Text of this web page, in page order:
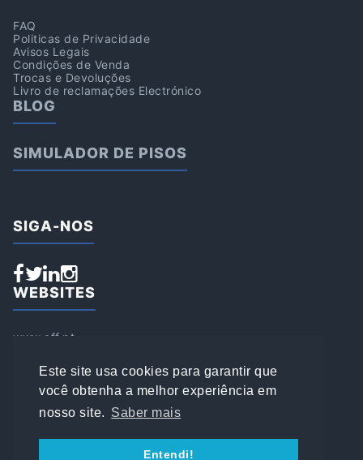
Este site usa cookies para garantir que
você obtenha a melhor experiência em
nosso site. Saber mais
Entendi!
FAQ
Politicas de Privacidade
Avisos Legais
Condições de Venda
Trocas e Devoluções
Livro de reclamações Electrónico
BLOG
SIMULADOR DE PISOS
SIGA-NOS
WEBSITES
www.aff.pt
www.loja.affsports.pt
PESQUISAR